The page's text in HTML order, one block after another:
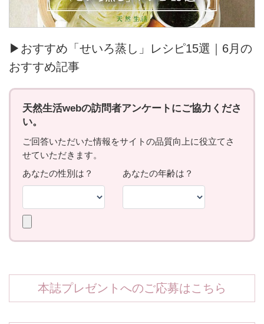
▶おすすめ「せいろ蒸し」レシピ15選｜6月の
おすすめ記事
本誌プレゼントへのご応募はこちら